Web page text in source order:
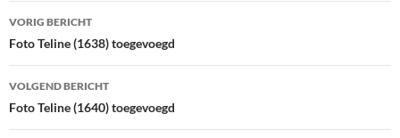
Bericht
navigatie
VORIG BERICHT
Foto Teline (1638) toegevoegd
VOLGEND BERICHT
Foto Teline (1640) toegevoegd